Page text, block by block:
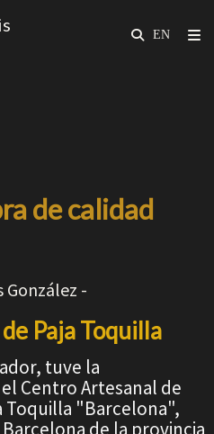
de calidad
Paja Toquilla
tuve la
Centro Artesanal de
Toquilla "Barcelona",
de la provincia